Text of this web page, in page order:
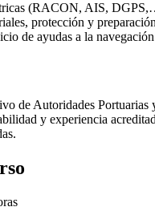
(RACON, AIS,
protección y
de ayudas a la navegación
de Autoridades Portuarias
y experiencia